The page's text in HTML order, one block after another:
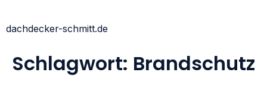
dachdecker-schmitt.de
Schlagwort: Brandschutz